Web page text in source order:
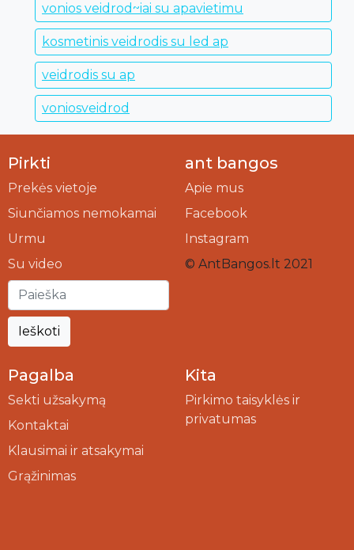
vonios veidrod~iai su apavietimu
kosmetinis veidrodis su led ap
veidrodis su ap
voniosveidrod
Pirkti
Prekės vietoje
Siunčiamos nemokamai
Urmu
Su video
Ieškoti
ant bangos
Apie mus
Facebook
Instagram
© AntBangos.lt 2021
Pagalba
Sekti užsakymą
Kontaktai
Klausimai ir atsakymai
Grąžinimas
Kita
Pirkimo taisyklės ir
privatumas